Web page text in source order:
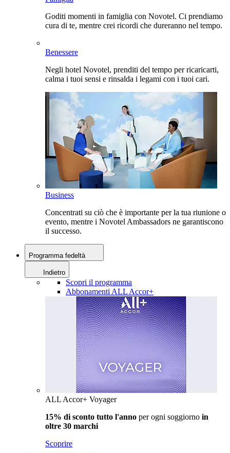
Goditi momenti in famiglia con Novotel. Ci prendiamo
cura di te, mentre crei ricordi che dureranno nel tempo.
Benessere
Negli hotel Novotel, prenditi del tempo per ricaricarti,
calma i tuoi sensi e rinsalda i legami con i tuoi cari.
Business
Concentrati su ciò che è importante per la tua riunione o
evento, mentre i Novotel Ambassadors ne garantiscono
il successo.
Programma fedeltà
Indietro
Scopri il programma
Abbonamenti ALL Accor+
ALL Accor+ Voyager
15% di sconto tutto l'anno per ogni soggiorno in
oltre 30 marchi
Scoprire